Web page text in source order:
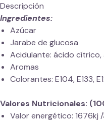
Descripción
Ingredientes:
Azúcar
Jarabe de glucosa
Acidulante: ácido cítrico,
Aromas
Colorantes: E104, E133,
Valores Nutricionales:
Valor energético: 1676kj